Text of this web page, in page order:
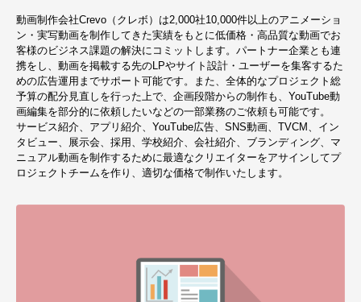
動画制作会社Crevo（クレボ）は2,000社10,000件以上のアニメーショ
ン・実写動画を制作してきた実績をもとに低価格・高品質な動画でお
客様のビジネス課題の解決にコミットします。パートナー企業とも連
携をし、動画を掲載する先のLPやサイト設計・ユーザーを集客するた
めの広告運用までサポート可能です。また、全体的なプロジェクト総
予算の配分見直しを行った上で、企画段階からの制作も、YouTube動
画編集を部分的に依頼したいなどの一部業務のご依頼も可能です。
サービス紹介、アプリ紹介、YouTube広告、SNS動画、TVCM、イン
タビュー、展示会、採用、学校紹介、会社紹介、ブランディング、マ
ニュアル動画を制作するために最適なクリエイターをアサインしてプ
ロジェクトチームを作り、適切な価格で制作いたします。